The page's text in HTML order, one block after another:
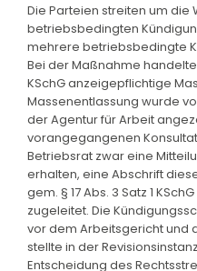
Die Parteien streiten um die
betriebsbedingten
mehrere betriebsbedingte
Bei der Maßnahme
KSchG anzeigepflichtige
Massenentlassung wurde
der Agentur für Arbeit
vorangegangenen
Betriebsrat zwar eine
erhalten, eine Abschrift
gem. § 17 Abs. 3 Satz 1
zugeleitet. Die
vor dem Arbeitsgericht und
stellte in der
Entscheidung des